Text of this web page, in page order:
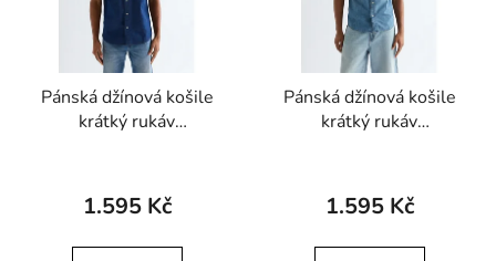
Pánská džínová košile
krátký rukáv
WESTERN SHIRT
Caroline Creek
1.595 Kč
Pánská džínová košile
krátký rukáv
WESTERN SHIRT Mid
Light Wash
1.595 Kč